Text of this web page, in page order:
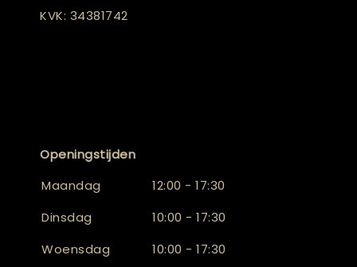
KVK: 34381742
Openingstijden
Maandag
12:00 - 17:30
Dinsdag
10:00 - 17:30
Woensdag
10:00 - 17:30